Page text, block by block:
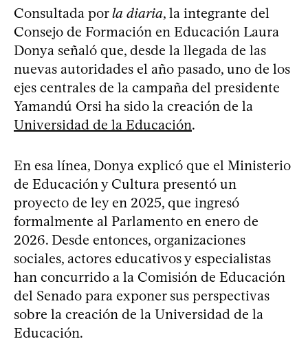
Consultada porla diaria, la integrante del
Consejo de Formación en Educación Laura
Donya señaló que, desde la llegada de las
nuevas autoridades el año pasado, uno de los
ejes centrales de la campaña del presidente
Yamandú Orsi ha sido la creación de la
Universidad de la Educación.
En esa línea, Donya explicó que el Ministerio
de Educación y Cultura presentó un
proyecto de ley en 2025, que ingresó
formalmente al Parlamento en enero de
2026. Desde entonces, organizaciones
sociales, actores educativos y especialistas
han concurrido a la Comisión de Educación
del Senado para exponer sus perspectivas
sobre la creación de la Universidad de la
Educación.